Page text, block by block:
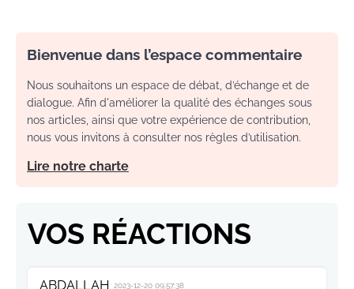
Bienvenue dans l’espace commentaire
Nous souhaitons un espace de débat, d’échange et de
dialogue. Afin d'améliorer la qualité des échanges sous
nos articles, ainsi que votre expérience de contribution,
nous vous invitons à consulter nos règles d’utilisation.
Lire notre charte
VOS RÉACTIONS
ABDALLAH 2023-12-20 09:57:38